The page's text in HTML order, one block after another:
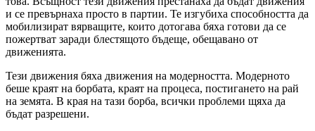
и се превърнаха просто в партии. Те изгубиха способността да
мобилизират вярващите, които дотогава бяха готови да се
пожертват заради блестящото бъдеще, обещавано от
движенията.
Тези движения бяха движения на модерността. Модерното
беше краят на борбата, краят на процеса, постигането на рай
на земята. В края на тази борба, всички проблеми щяха да
бъдат разрешени.